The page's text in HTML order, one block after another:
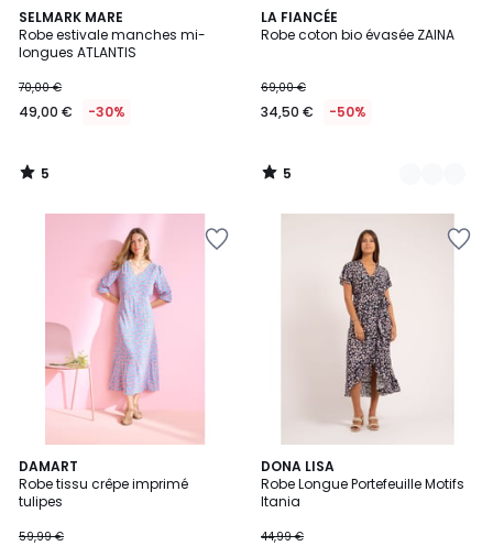
SELMARK MARE
Robe estivale manches mi-
longues ATLANTIS
70,00 €
49,00 € -30%
5
/
5
5
/
LA FIANCÉE
Robe coton bio évasée ZAINA
69,00 €
34,50 € -50%
5
/
2
Couleurs
5
/
DAMART
Robe tissu crêpe imprimé
tulipes
59,99 €
DONA LISA
Robe Longue Portefeuille Motifs
Itania
44,99 €